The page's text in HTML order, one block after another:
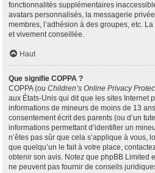
fonctionnalités supplémentaires
avatars personnalisés, la messagerie
membres, l’adhésion à des groupes, etc.
et vivement conseillée.
Haut
Que signifie COPPA ?
COPPA (ou Children’s Online Privacy
aux États-Unis qui dit que les sites Internet
informations de mineurs de moins de 13
consentement écrit des parents (ou d’un
informations permettant d’identifier un
n’êtes pas sûr que cela s’applique à vous,
que quelqu’un le fait à votre place,
obtenir son avis. Notez que phpBB Limited
ne peuvent pas fournir de conseils